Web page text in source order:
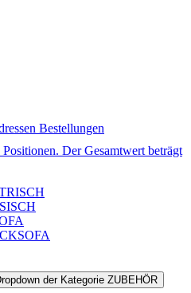
Bestellungen
Der Gesamtwert beträgt
der Kategorie ZUBEHÖR